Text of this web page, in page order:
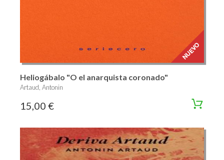
Heliogábalo "O el anarquista coronado"
Artaud, Antonin
15,00 €